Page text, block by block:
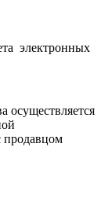
электронных
осуществляется
продавцом